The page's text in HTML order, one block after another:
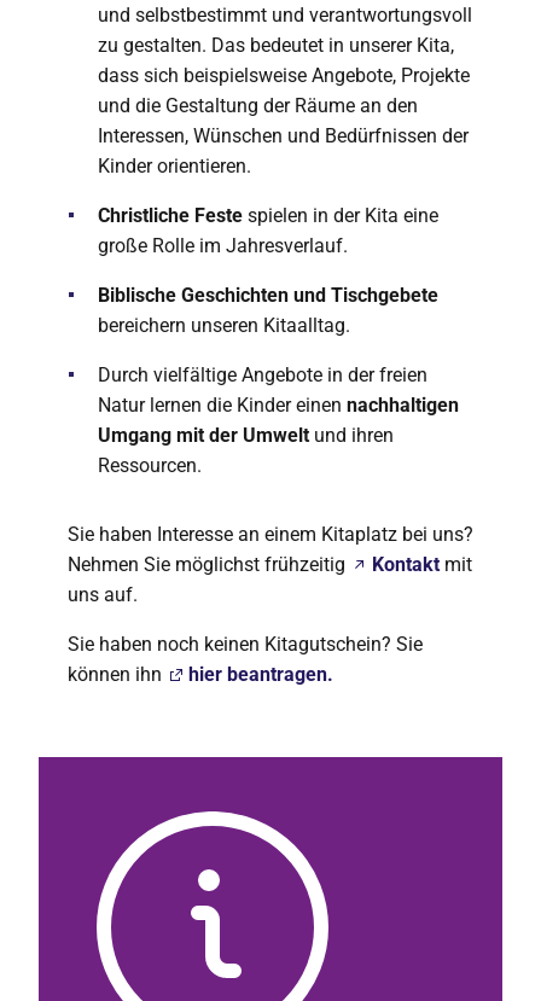
und selbstbestimmt und verantwortungsvoll
zu gestalten. Das bedeutet in unserer Kita,
dass sich beispielsweise Angebote, Projekte
und die Gestaltung der Räume an den
Interessen, Wünschen und Bedürfnissen der
Kinder orientieren.
Christliche Feste spielen in der Kita eine
große Rolle im Jahresverlauf.
Biblische Geschichten und Tischgebete
bereichern unseren Kitaalltag.
Durch vielfältige Angebote in der freien
Natur lernen die Kinder einen nachhaltigen
Umgang mit der Umwelt und ihren
Ressourcen.
Sie haben Interesse an einem Kitaplatz bei uns?
Nehmen Sie möglichst frühzeitig
Kontakt mit
uns auf.
Sie haben noch keinen Kitagutschein? Sie
können ihn
hier beantragen.